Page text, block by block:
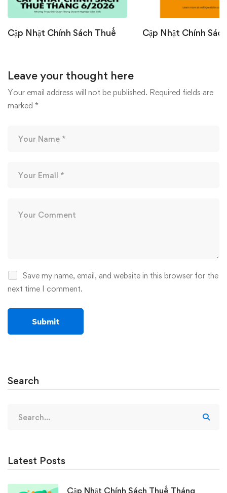
Cập Nhật Chính Sách Thuế
Nghiệp Cần Biết
07/07/2026
Cập Nhật Chính
22/06/2026
Leave your thought here
Your email address will not be published. Required fields are
marked *
Save my name, email, and website in this browser for the
next time I comment.
Search
for:
Latest Posts
Cập Nhật Chính Sách Thuế Tháng